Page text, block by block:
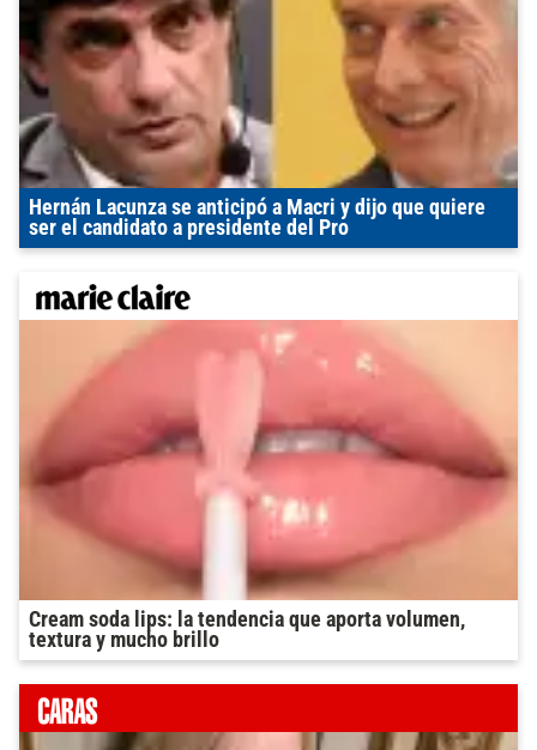
Hernán Lacunza se anticipó a Macri y dijo que quiere
ser el candidato a presidente del Pro
Cream soda lips: la tendencia que aporta volumen,
textura y mucho brillo